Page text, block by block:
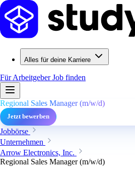
Alles für deine Karriere
Für ArbeitgeberJob finden
Regional Sales Manager (m/w/d)
Jetzt bewerben
Jobbörse
Unternehmen
Arrow Electronics, Inc.
Regional Sales Manager (m/w/d)